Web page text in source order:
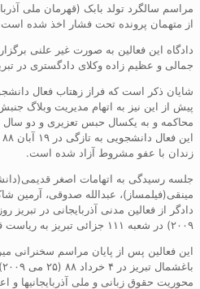
مراسم سالگرد تولد بابک (قهرمان ملی
از متهمان پرونده تحت فشار اخذ شده
دادگاه این فعالین به صورت غیر علنی
جمالی و عظیم زاده وکلای دادگستری در
شایان ذکر است که فراز زهتاب فعال
پیش از این نیز به اتهام مدیریت وبلاگ
محاکمه و به یکسال حبس تعزیری و دو
زندان با عفو مشروط آزاد شده است.
جلسه رسیدگی به اتهامات اصغر
مینقی(فیلمساز)، عبدالله صدوقی، آرمین
۲۰۰۹) در شعبه ۱۱۱ جزائی تبریز به ریاست قاضی محمدی برگزار شده است.
این فعالین پس از پایان مراسم سخنرانی
محوریت حقوق زبانی و ملی آذربایجانیها و